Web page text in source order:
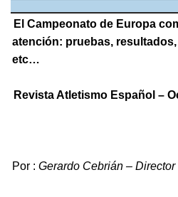
El Campeonato de Europa
atención: pruebas,
etc…
Revista Atletismo Español –
Por : Gerardo Cebrián –